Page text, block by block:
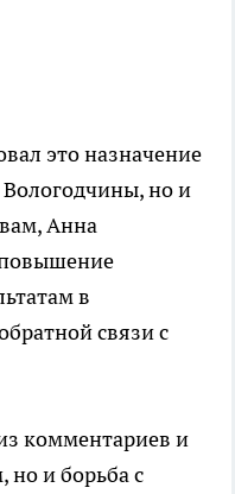
это назначение
Вологодчины, но и
Анна
в
связи с
комментариев и
но и борьба с